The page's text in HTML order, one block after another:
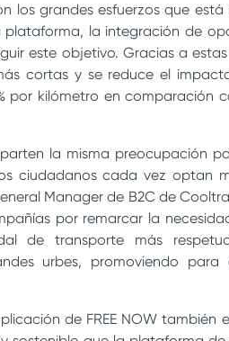
grandes esfuerzos que está
la integración de
este objetivo. Gracias a
cortas y se reduce el
por kilómetro en comparación
la misma preocupación
ciudadanos cada vez optan
Manager de B2C de
por remarcar la
de transporte más
urbes, promoviendo
de FREE NOW también